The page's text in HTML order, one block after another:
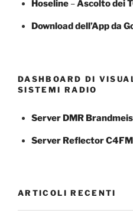
Hoseline–Ascolto dei
Download dell’App da
DASHBOARD DI
SISTEMI RADIO
Server DMR
Server Reflector
ARTICOLI RECENTI